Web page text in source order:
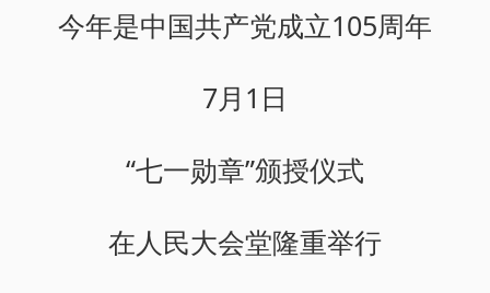
今年是中国共产党成立105周年
7月1日
“七一勋章”颁授仪式
在人民大会堂隆重举行